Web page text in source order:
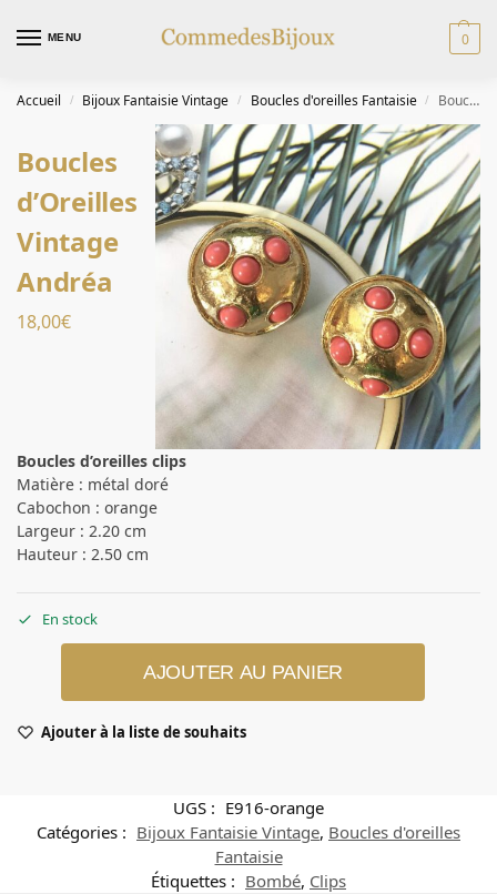
MENU 0
Accueil / Bijoux Fantaisie Vintage / Boucles d'oreilles Fantaisie / Boucles d’Oreilles Vintage Andréa
Boucles
d’Oreilles
Vintage
Andréa
18,00€
Boucles d’oreilles clips
Matière : métal doré
Cabochon : orange
Largeur : 2.20 cm
Hauteur : 2.50 cm
En stock
AJOUTER AU PANIER
Ajouter à la liste de souhaits
UGS : E916-orange
Catégories : Bijoux Fantaisie Vintage, Boucles d'oreilles
Fantaisie
Étiquettes : Bombé, Clips